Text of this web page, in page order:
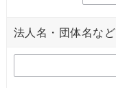
法人名・団体名など